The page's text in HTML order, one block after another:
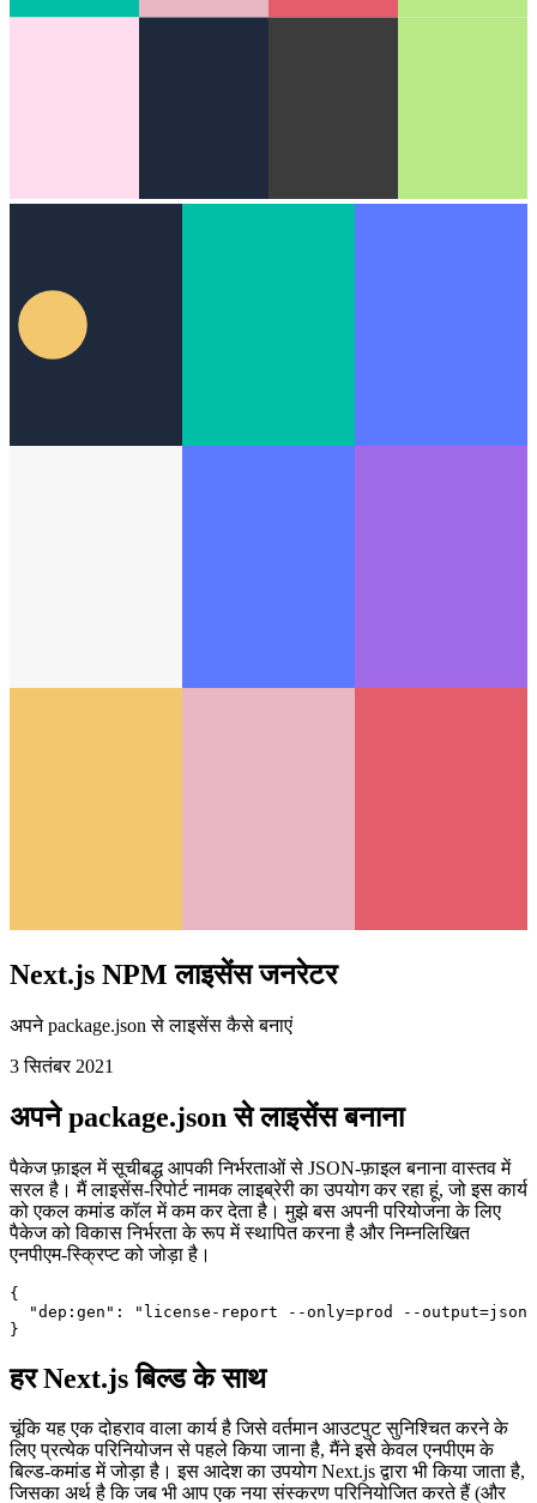
Next.js NPM लाइसेंस जनरेटर
अपने package.json से लाइसेंस कैसे बनाएं
3 सितंबर 2021
अपने package.json से लाइसेंस बनाना
पैकेज फ़ाइल में सूचीबद्ध आपकी निर्भरताओं से JSON-फ़ाइल बनाना वास्तव में
को एकल कमांड कॉल में कम कर देता है। मुझे बस अपनी परियोजना के लिए
पैकेज को विकास निर्भरता के रूप में स्थापित करना है और निम्नलिखित
एनपीएम-स्क्रिप्ट को जोड़ा है।
{
"dep:gen": "license-report --only=prod --output=json
हर Next.js बिल्ड के साथ